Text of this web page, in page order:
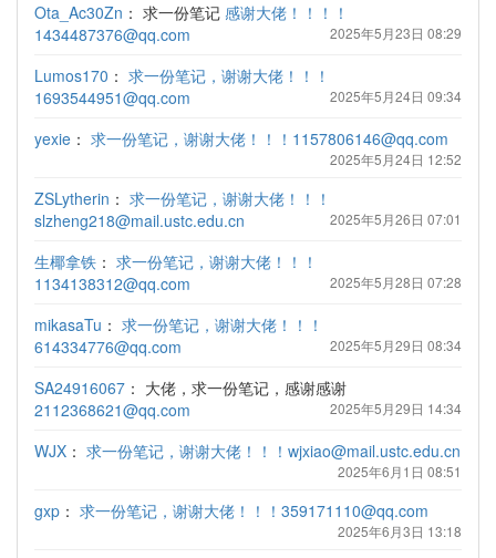
Ota_Ac30Zn ： 求一份笔记 感谢大佬！！！！
1434487376@qq.com
2025年5月23日 08:29
Lumos170 ： 求一份笔记，谢谢大佬！！！
1693544951@qq.com
2025年5月24日 09:34
yexie ： 求一份笔记，谢谢大佬！！！1157806146@qq.com
2025年5月24日 12:52
ZSLytherin ： 求一份笔记，谢谢大佬！！！
slzheng218@mail.ustc.edu.cn
2025年5月26日 07:01
生椰拿铁 ： 求一份笔记，谢谢大佬！！！
1134138312@qq.com
2025年5月28日 07:28
mikasaTu ： 求一份笔记，谢谢大佬！！！
614334776@qq.com
2025年5月29日 08:34
SA24916067 ： 大佬，求一份笔记，感谢感谢
2112368621@qq.com
2025年5月29日 14:34
WJX ： 求一份笔记，谢谢大佬！！！wjxiao@mail.ustc.edu.cn
2025年6月1日 08:51
gxp ： 求一份笔记，谢谢大佬！！！359171110@qq.com
2025年6月3日 13:18